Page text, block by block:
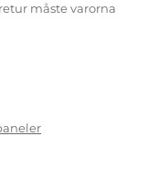
måste varorna